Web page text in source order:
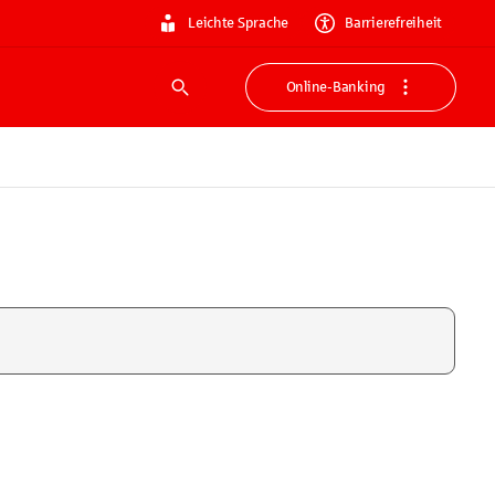
Leichte Sprache Barrierefreiheit
Suche
Online-Banking